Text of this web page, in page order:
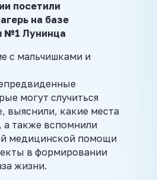
посетили
на базе
№1 Лунинца
с мальчишками и
могут случиться
выяснили, какие места
а также вспомнили
медицинской помощи
в формировании
жизни.